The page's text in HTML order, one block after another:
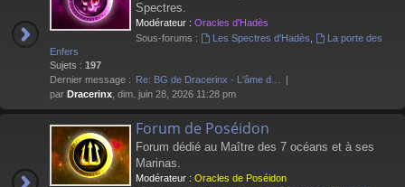
Spectres.
Modérateur : Oracles d'Hadès
Sous-forums :
Les Spectres d'Hadès
La porte des
Enfers
Sujets : 197
Dernier message :
Re: BG de Dracerinx - L'âme d…
par Dracerinx , dim. juin 28, 2026 11:28 pm
Forum de Poséidon
Forum dédié au Maître des 7 océans et à ses
Marinas.
Modérateur : Oracles de Poséidon